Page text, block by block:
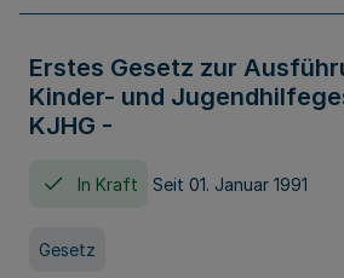
Erstes Gesetz zur
Kinder- und
KJHG -
In Kraft Seit 01. Januar 1991
Gesetz